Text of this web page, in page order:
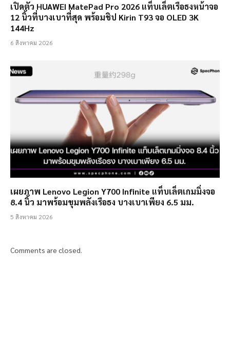
เปิดตัว HUAWEI MatePad Pro 2026 แท็บเล็ตเรือธงหน้าจอ
12 นิ้วที่บางเบาที่สุด พร้อมชิป Kirin T93 จอ OLED 3K
144Hz
6 สิงหาคม 2026
เผยภาพ Lenovo Legion Y700 Infinite แท็บเล็ตเกมมิ่งจอ
8.4 นิ้ว มาพร้อมขุมพลังเรือธง บางเบาเพียง 6.5 มม.
5 สิงหาคม 2026
Comments are closed.